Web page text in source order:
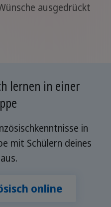
ausgedrückt
lernen in einer
in
mit Schülern deines
online